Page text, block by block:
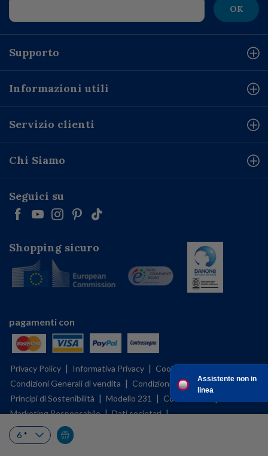
Assistente non in
linea
OK
Supporto
Informazioni utili
Servizio clienti
Chi Siamo
Seguici su
Shopping sicuro
pagamenti con
Privacy Policy | Informativa Privacy | Cookies Policy |
Condizioni Generali di vendita | Condizioni d'uso | BFMS policy |
Principi di Sostenibilità | Modello 231 | Codice etico
Marketing Responsabile | Dati societari |
Corporate Governance
Principi Chiave |